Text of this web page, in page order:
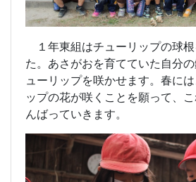
１年東組はチューリップの球
た。あさがおを育てていた自分
ューリップを咲かせます。春に
ップの花が咲くことを願って、
んばっていきます。